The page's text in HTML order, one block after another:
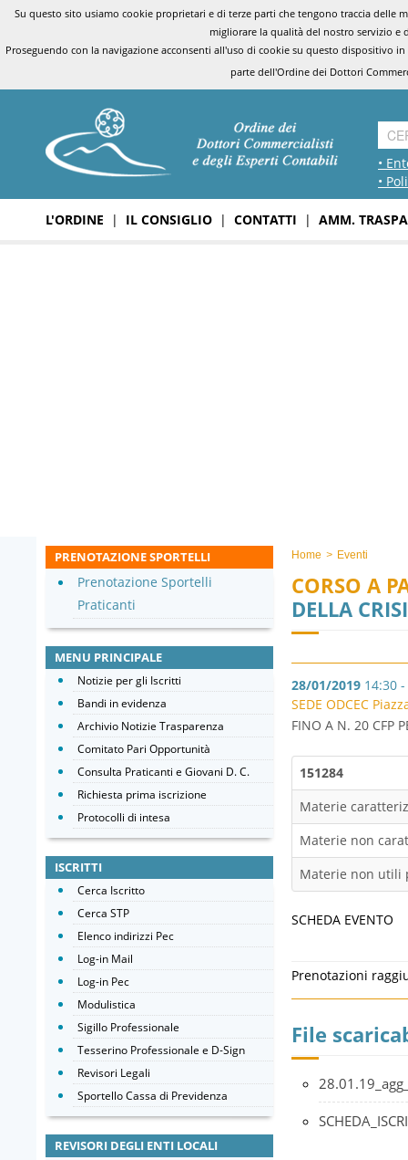
Su questo sito usiamo cookie proprietari e di terze parti che tengono traccia
migliorare la qualità del nostro servizio e
Proseguendo con la navigazione acconsenti all'uso di cookie su questo dispositivo
parte dell'Ordine dei Dottori
•
•
L'ORDINE | IL CONSIGLIO | CONTATTI | AMM.
Home > Eventi
CORSO A
DELLA
28/01/2019 14:30
SEDE ODCEC
FINO A N. 20 CFP
Materie
Materie non
Materie non utili
SCHEDA EVENTO
Prenotazioni
File
PRENOTAZIONE SPORTELLI
Prenotazione Sportelli
Praticanti
MENU PRINCIPALE
Notizie per gli Iscritti
Bandi in evidenza
Archivio Notizie Trasparenza
Comitato Pari Opportunità
Consulta Praticanti e Giovani D. C.
Richiesta prima iscrizione
Protocolli di intesa
ISCRITTI
Cerca Iscritto
Cerca STP
Elenco indirizzi Pec
Log-in Mail
Log-in Pec
Modulistica
Sigillo Professionale
Tesserino Professionale e D-Sign
Revisori Legali
Sportello Cassa di Previdenza
REVISORI DEGLI ENTI LOCALI